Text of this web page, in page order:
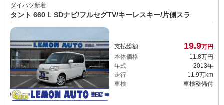
ダイハツ新着
タント 660 L SDナビ/フルセグTV/キーレスキー/片側スラ
支払総額 19.9万円
本体価格
11.8万円
年式
2013年
走行
11.9万km
車検
車検整備付